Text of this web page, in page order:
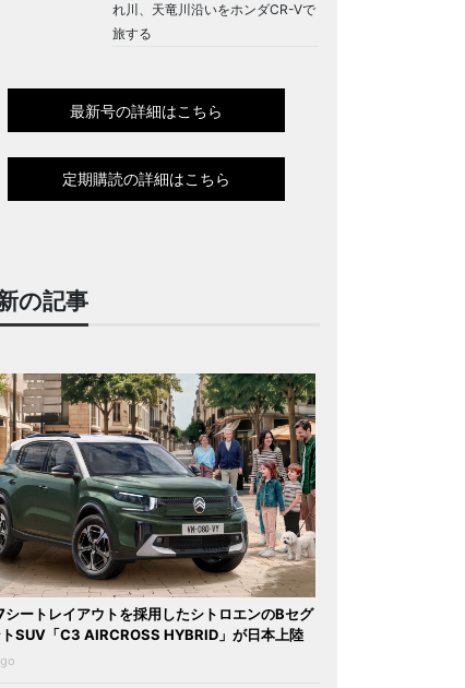
れ川、天竜川沿いをホンダCR-Vで
旅する
最新号の詳細はこちら
定期購読の詳細はこちら
の記事
ートレイアウトを採用したシトロエンのBセグ
SUV「C3 AIRCROSS HYBRID」が日本上陸